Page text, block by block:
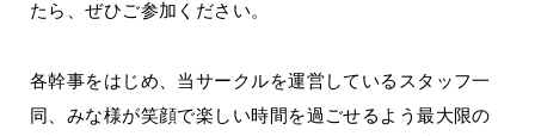
たら、ぜひご参加ください。
各幹事をはじめ、当サークルを運営しているスタッフ一
同、みな様が笑顔で楽しい時間を過ごせるよう最大限の